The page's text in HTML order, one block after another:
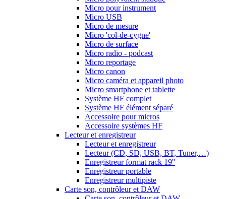
Micro pour instrument
Micro USB
Micro de mesure
Micro 'col-de-cygne'
Micro de surface
Micro radio - podcast
Micro reportage
Micro canon
Micro caméra et appareil photo
Micro smartphone et tablette
Système HF complet
Système HF élément séparé
Accessoire pour micros
Accessoire systèmes HF
Lecteur et enregistreur
Lecteur et enregistreur
Lecteur (CD, SD, USB, BT, Tuner,…)
Enregistreur format rack 19''
Enregistreur portable
Enregistreur multipiste
Carte son, contrôleur et DAW